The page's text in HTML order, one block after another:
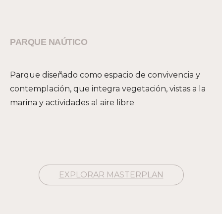
PARQUE NAÚTICO
Parque diseñado como espacio de convivencia y
contemplación, que integra vegetación, vistas a la
marina y actividades al aire libre
EXPLORAR MASTERPLAN